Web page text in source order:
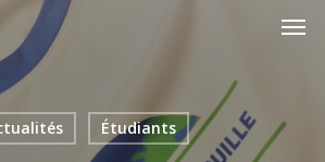
Étudiants